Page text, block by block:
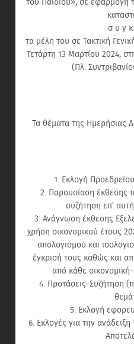
σ υ γ
τα μέλη του σε Τακτική
Τετάρτη 13 Μαρτίου 2024,
(Πλ.
Τα θέματα της Ημερήσιας
1. Εκλογή
2. Παρουσίαση έκθεσης
συζήτηση επ’
3. Ανάγνωση έκθεσης
χρήση οικονομικού έτους
απολογισμού και
έγκρισή τους καθώς και
από κάθε
4. Προτάσεις-Συζήτηση
5. Εκλογή
6. Εκλογές για την